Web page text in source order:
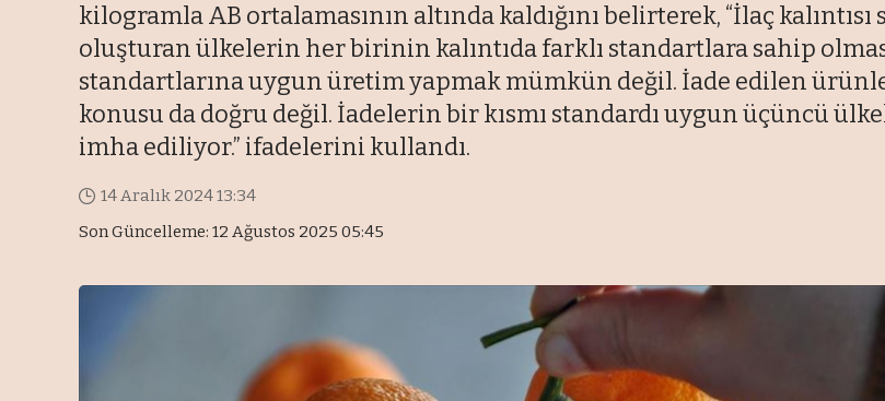
kilogramla AB ortalamasının altında kaldığını belirterek, “İlaç
oluşturan ülkelerin her birinin kalıntıda farklı standartlara sahip
standartlarına uygun üretim yapmak mümkün değil. İade edilen
konusu da doğru değil. İadelerin bir kısmı standardı uygun üçüncü
imha ediliyor.” ifadelerini kullandı.
Son Güncelleme: 12 Ağustos 2025 05:45
14 Aralık 2024 13:34